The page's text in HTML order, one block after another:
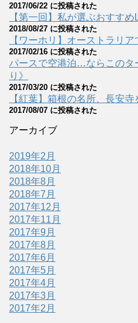
2017/06/22 に投稿された
【第一回】私が選ぶおすす
2018/08/27 に投稿された
【ワーホリ】オーストラリ
2017/02/16 に投稿された
パースで空港泊…ならこのタ
り》
2017/03/20 に投稿された
【紅葉】箱根の名所、長安
2017/08/07 に投稿された
アーカイブ
2019年2月
2018年10月
2018年8月
2018年7月
2017年12月
2017年11月
2017年9月
2017年8月
2017年6月
2017年5月
2017年4月
2017年3月
2017年2月